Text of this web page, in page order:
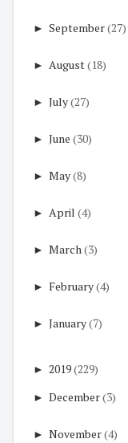
► September(27)
► August(18)
► July(27)
► June (30)
► May(8)
► April (4)
► March(3)
► February(4)
► January(7)
► 2019(229)
► December(3)
► November(4)